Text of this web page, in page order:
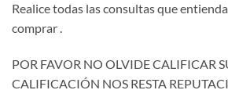
Realice todas las consultas que
comprar .
POR FAVOR NO OLVIDE CALIFICAR
CALIFICACIÓN NOS RESTA